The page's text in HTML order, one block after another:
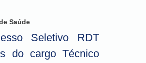
Saúde
Seletivo RDT
do cargo Técnico